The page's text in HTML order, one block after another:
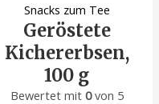
Snacks zum Tee
Geröstete
Kichererbsen,
100 g
Bewertet mit 0von 5